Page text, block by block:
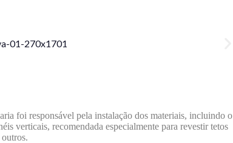
foi responsável pela instalação dos materiais, incluindo o
verticais, recomendada especialmente para revestir tetos